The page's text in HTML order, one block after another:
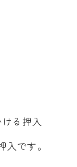
る押入
です。